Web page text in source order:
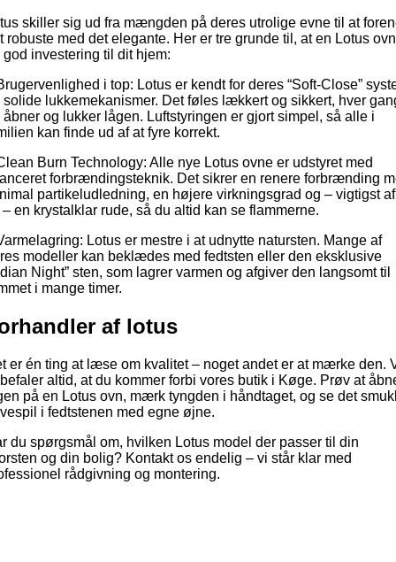
skiller sig ud fra mængden på deres utrolige evne til at
robuste med det elegante. Her er tre grunde til, at en Lotus
god investering til dit hjem:
i top: Lotus er kendt for deres “Soft-Close”
solide lukkemekanismer. Det føles lækkert og sikkert, hver
åbner og lukker lågen. Luftstyringen er gjort simpel, så alle i
kan finde ud af at fyre korrekt.
Burn Technology: Alle nye Lotus ovne er udstyret med
forbrændingsteknik. Det sikrer en renere forbrænding
partikeludledning, en højere virkningsgrad og – vigtigst af
en krystalklar rude, så du altid kan se flammerne.
Lotus er mestre i at udnytte natursten. Mange af
modeller kan beklædes med fedtsten eller den eksklusive
Night” sten, som lagrer varmen og afgiver den langsomt til
i mange timer.
af lotus
er én ting at læse om kvalitet – noget andet er at mærke den.
altid, at du kommer forbi vores butik i Køge. Prøv at
på en Lotus ovn, mærk tyngden i håndtaget, og se det
i fedtstenen med egne øjne.
du spørgsmål om, hvilken Lotus model der passer til din
og din bolig? Kontakt os endelig – vi står klar med
rådgivning og montering.